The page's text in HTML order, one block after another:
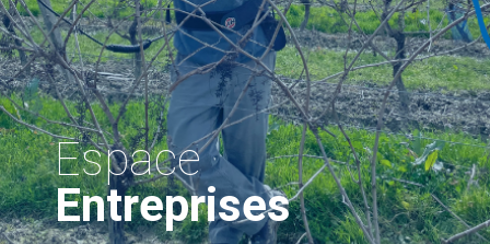
Espace
Entreprises